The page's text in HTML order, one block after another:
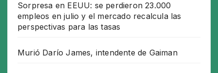
Sorpresa en EEUU: se perdieron 23.000
empleos en julio y el mercado recalcula las
perspectivas para las tasas
Murió Darío James, intendente de Gaiman